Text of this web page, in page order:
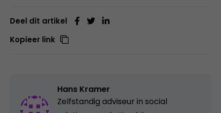
Deel dit artikel
Kopieer link
Hans Kramer
Zelfstandig adviseur in social